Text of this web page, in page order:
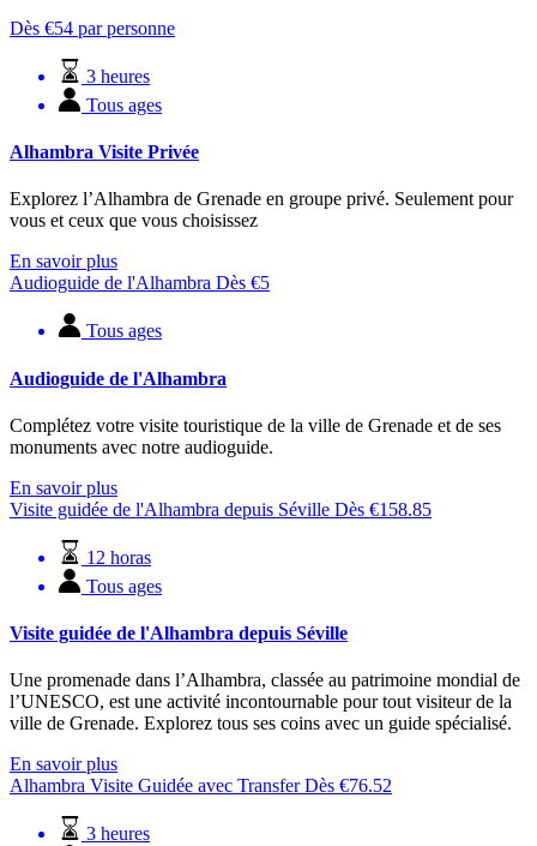
Dès €54 par personne
3 heures
Tous ages
Alhambra Visite Privée
Explorez l’Alhambra de Grenade en groupe privé. Seulement pour
vous et ceux que vous choisissez
En savoir plus
Audioguide de l'Alhambra Dès €5
Tous ages
Audioguide de l'Alhambra
Complétez votre visite touristique de la ville de Grenade et de ses
monuments avec notre audioguide.
En savoir plus
Visite guidée de l'Alhambra depuis Séville Dès €158.85
12 horas
Tous ages
Visite guidée de l'Alhambra depuis Séville
Une promenade dans l’Alhambra, classée au patrimoine mondial de
l’UNESCO, est une activité incontournable pour tout visiteur de la
ville de Grenade. Explorez tous ses coins avec un guide spécialisé.
En savoir plus
Alhambra Visite Guidée avec Transfer Dès €76.52
3 heures